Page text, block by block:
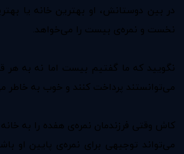
در بین دوستانش، او بهترین خانه یا
نخست و نمره‌ی بیست را می‌خواهد.
نگویید که ما گفتیم بیست اما نه به
می‌توانستند پرداخت کنند و خوب به خاطر
کاش وقتی فرزندمان نمره‌ی هفده را به
می‌تواند توجیهی برای نمره‌ی پایین او